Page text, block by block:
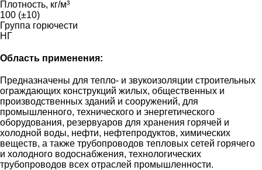
Плотность, кг/м³
100 (±10)
Группа горючести
НГ
Область применения:
Предназначены для тепло- и звукоизоляции строительных
ограждающих конструкций жилых, общественных и
производственных зданий и сооружений, для
промышленного, технического и энергетического
оборудования, резервуаров для хранения горячей и
холодной воды, нефти, нефтепродуктов, химических
веществ, а также трубопроводов тепловых сетей горячего
и холодного водоснабжения, технологических
трубопроводов всех отраслей промышленности.